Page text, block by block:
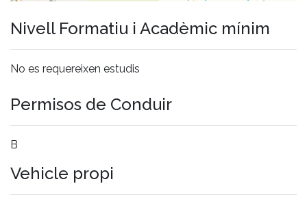
Nivell Formatiu i Acadèmic mínim
No es requereixen estudis
Permisos de Conduir
B
Vehicle propi